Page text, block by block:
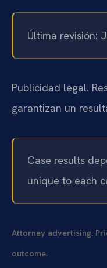
Última revisión:
Publicidad legal.
garantizan un
Case results
unique to each
Attorney advertising.
outcome.